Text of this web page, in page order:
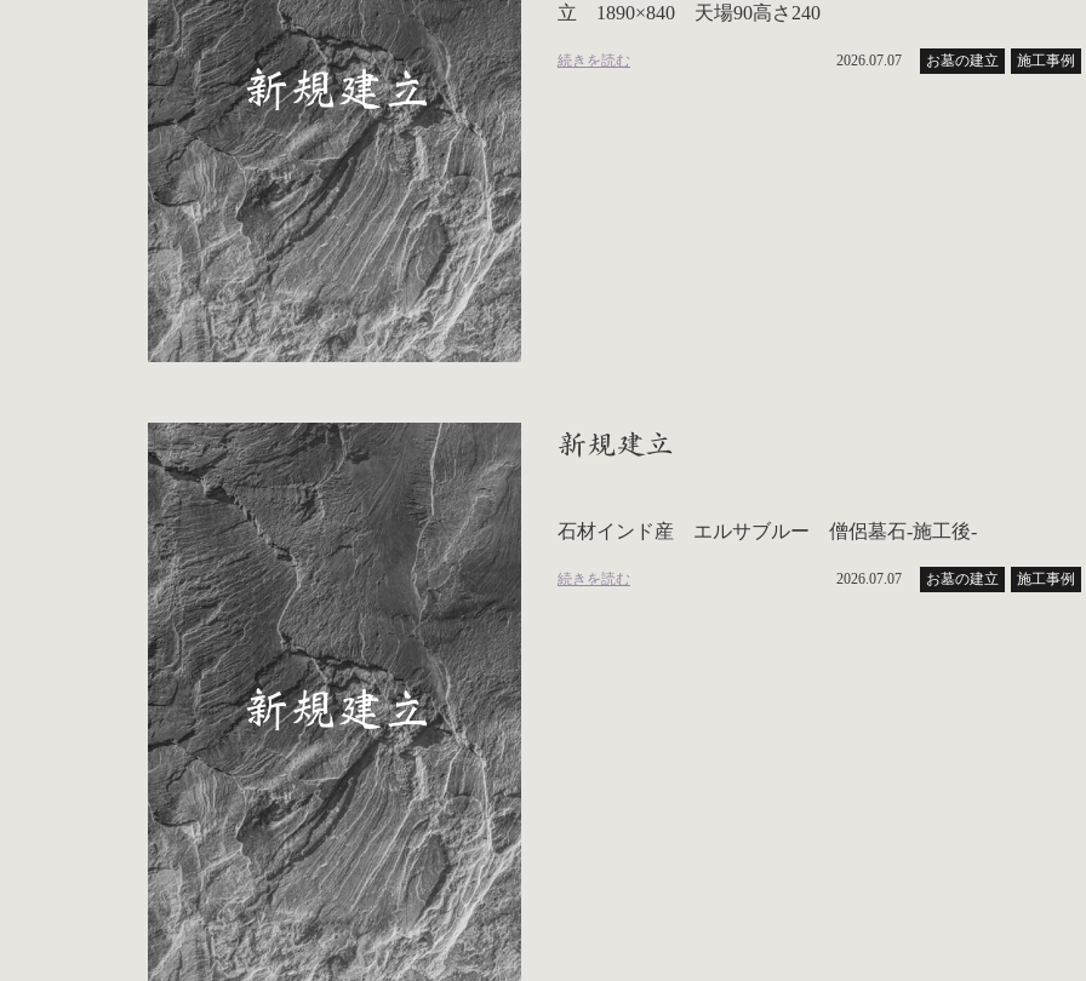
立 1890×840 天場90高さ240
続きを読む 2026.07.07 お墓の建立 施工事例
新規建立
石材インド産 エルサブルー 僧侶墓石-施工後-
続きを読む 2026.07.07 お墓の建立 施工事例